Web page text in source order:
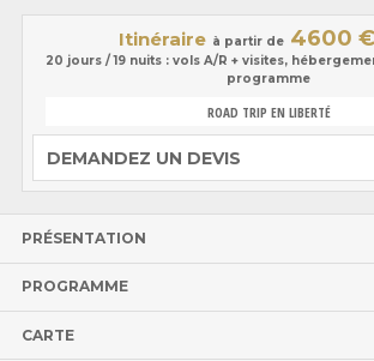
Itinéraire à partir de 4600 €
20 jours / 19 nuits : vols A/R + visites,
programme
ROAD TRIP EN LIBERTÉ
DEMANDEZ UN DEVIS
PRÉSENTATION
PROGRAMME
CARTE